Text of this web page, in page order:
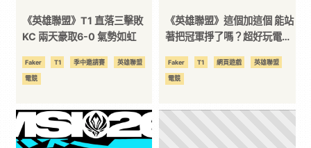
《英雄聯盟》T1 直落三擊敗
KC 兩天豪取6-0 氣勢如虹
Faker T1 季中邀請賽 英雄聯盟
電競
《英雄聯盟》這個加這個 能站
著把冠軍掙了嗎？超好玩電競
配選手挑戰世界冠軍！
Faker T1 網頁遊戲 英雄聯盟
電競